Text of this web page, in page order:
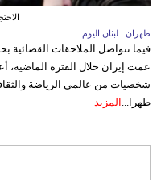
طهران ـ لبنان اليوم
فيما تتواصل الملاحقات القضائية
عمت إيران خلال الفترة الماضية،
شخصيات من عالمي الرياضة
طهرا... المزيد